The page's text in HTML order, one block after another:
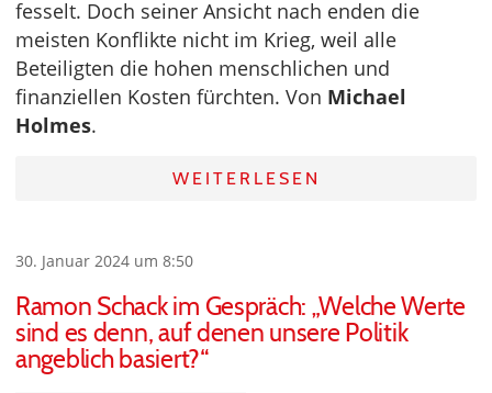
fesselt. Doch seiner Ansicht nach enden die
meisten Konflikte nicht im Krieg, weil alle
Beteiligten die hohen menschlichen und
finanziellen Kosten fürchten. Von Michael
Holmes.
WEITERLESEN
30. Januar 2024 um 8:50
Ramon Schack im Gespräch: „Welche Werte
sind es denn, auf denen unsere Politik
angeblich basiert?“